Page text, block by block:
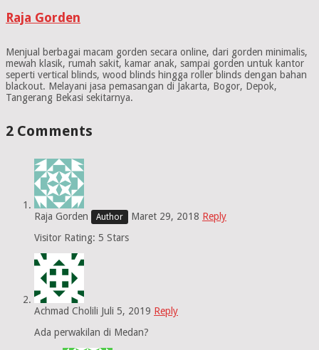
Raja Gorden
Menjual berbagai macam gorden secara online, dari gorden minimalis,
mewah klasik, rumah sakit, kamar anak, sampai gorden untuk kantor
seperti vertical blinds, wood blinds hingga roller blinds dengan bahan
blackout. Melayani jasa pemasangan di Jakarta, Bogor, Depok,
Tangerang Bekasi sekitarnya.
2 Comments
Raja Gorden Maret 29, 2018 Reply
Visitor Rating: 5 Stars
Achmad Cholili Juli 5, 2019 Reply
Ada perwakilan di Medan?